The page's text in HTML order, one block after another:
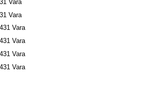
Vara
Vara
Vara
Vara
Vara
Vara